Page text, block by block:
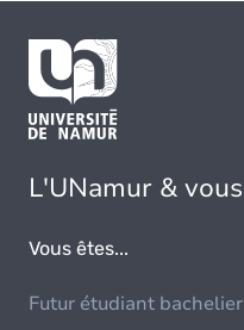
L'UNamur & vous
Vous êtes...
Futur étudiant bachelier